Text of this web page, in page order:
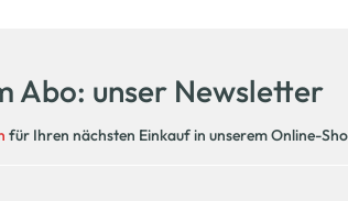
Abo: unser Newsletter
für Ihren nächsten Einkauf in unserem Online-